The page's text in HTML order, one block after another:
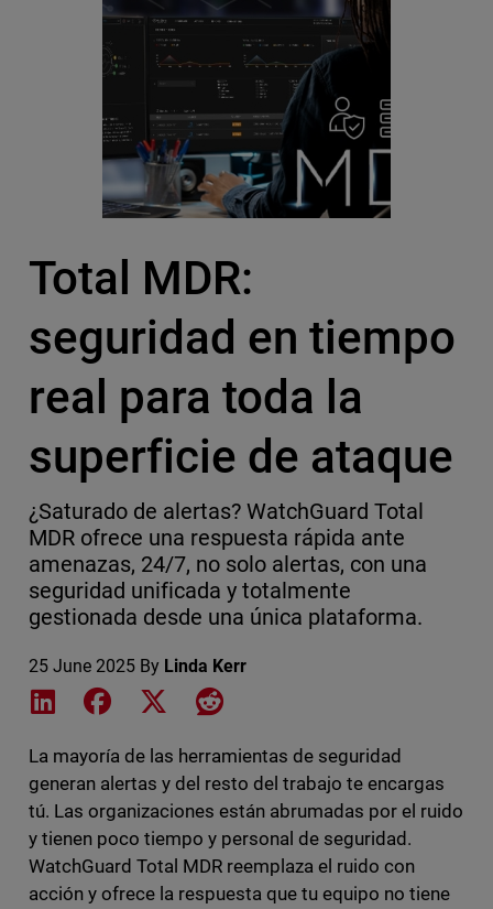
Total MDR:
seguridad en tiempo
real para toda la
superficie de ataque
¿Saturado de alertas? WatchGuard Total
MDR ofrece una respuesta rápida ante
amenazas, 24/7, no solo alertas, con una
seguridad unificada y totalmente
gestionada desde una única plataforma.
25 June 2025 By Linda Kerr
Share on LinkedIn
Share on Facebook
Share on XShare on Reddit
La mayoría de las herramientas de seguridad
generan alertas y del resto del trabajo te encargas
tú. Las organizaciones están abrumadas por el ruido
y tienen poco tiempo y personal de seguridad.
WatchGuard Total MDR reemplaza el ruido con
acción y ofrece la respuesta que tu equipo no tiene